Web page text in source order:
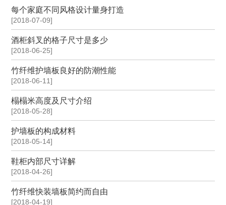
每个家庭不同风格设计量身打造
[2018-07-09]
酒柜斜叉的格子尺寸是多少
[2018-06-25]
竹纤维护墙板良好的防潮性能
[2018-06-11]
榻榻米高度及尺寸介绍
[2018-05-28]
护墙板的构成材料
[2018-05-14]
鞋柜内部尺寸详解
[2018-04-26]
竹纤维快装墙板简约而自由
[2018-04-19]